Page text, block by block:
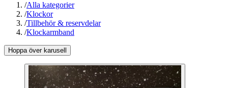
/Alla kategorier
/Klockor
/Tillbehör & reservdelar
/Klockarmband
Hoppa över karusell